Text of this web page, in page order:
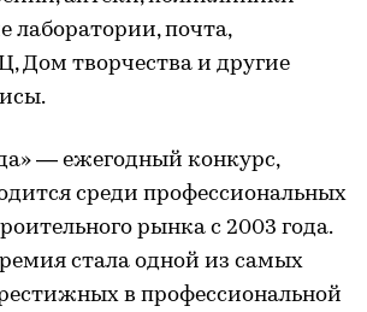
лаборатории, почта,
Дом творчества и другие
— ежегодный конкурс,
среди профессиональных
рынка с 2003 года.
стала одной из самых
в профессиональной